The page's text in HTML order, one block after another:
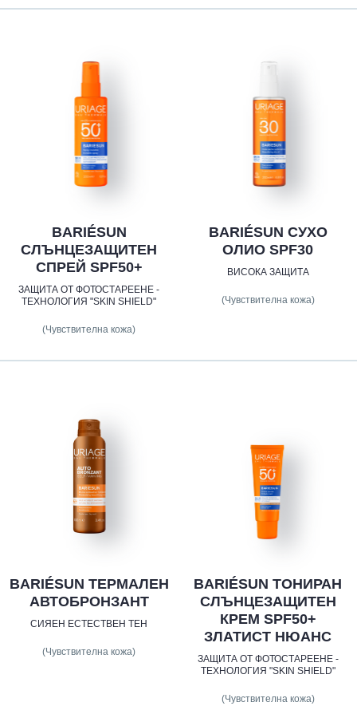
BARIÉSUN
СЛЪНЦЕЗАЩИТЕН
СПРЕЙ SPF50+
ЗАЩИТА ОТ ФОТОСТАРЕЕНЕ -
ТЕХНОЛОГИЯ "SKIN SHIELD"
(Чувствителна кожа)
BARIÉSUN СУХО
ОЛИО SPF30
ВИСОКА ЗАЩИТА
(Чувствителна кожа)
BARIÉSUN ТЕРМАЛЕН
АВТОБРОНЗАНТ
СИЯЕН ЕСТЕСТВЕН ТЕН
(Чувствителна кожа)
BARIÉSUN ТОНИРАН
СЛЪНЦЕЗАЩИТЕН
КРЕМ SPF50+
ЗЛАТИСТ НЮАНС
ЗАЩИТА ОТ ФОТОСТАРЕЕНЕ -
ТЕХНОЛОГИЯ "SKIN SHIELD"
(Чувствителна кожа)